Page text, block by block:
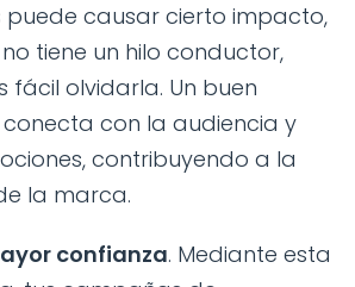
causar cierto impacto,
tiene un hilo conductor,
fácil olvidarla. Un buen
con la audiencia y
contribuyendo a la
la marca.
confianza. Mediante esta